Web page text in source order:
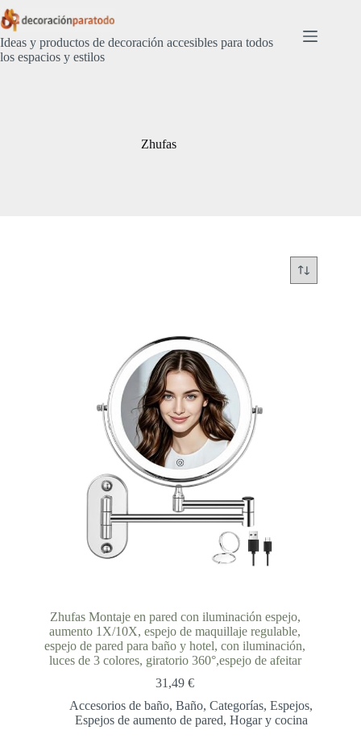
Saltar
al
contenido
Ideas y productos de decoración accesibles para todos
los espacios y estilos
Zhufas
Zhufas Montaje en pared con iluminación espejo,
aumento 1X/10X, espejo de maquillaje regulable,
espejo de pared para baño y hotel, con iluminación,
luces de 3 colores, giratorio 360°,espejo de afeitar
31,49€
Accesorios de baño,Baño,Categorías,Espejos,
Espejos de aumento de pared, Hogar y cocina